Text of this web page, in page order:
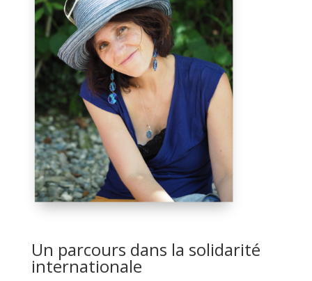
Un parcours dans la solidarité
internationale